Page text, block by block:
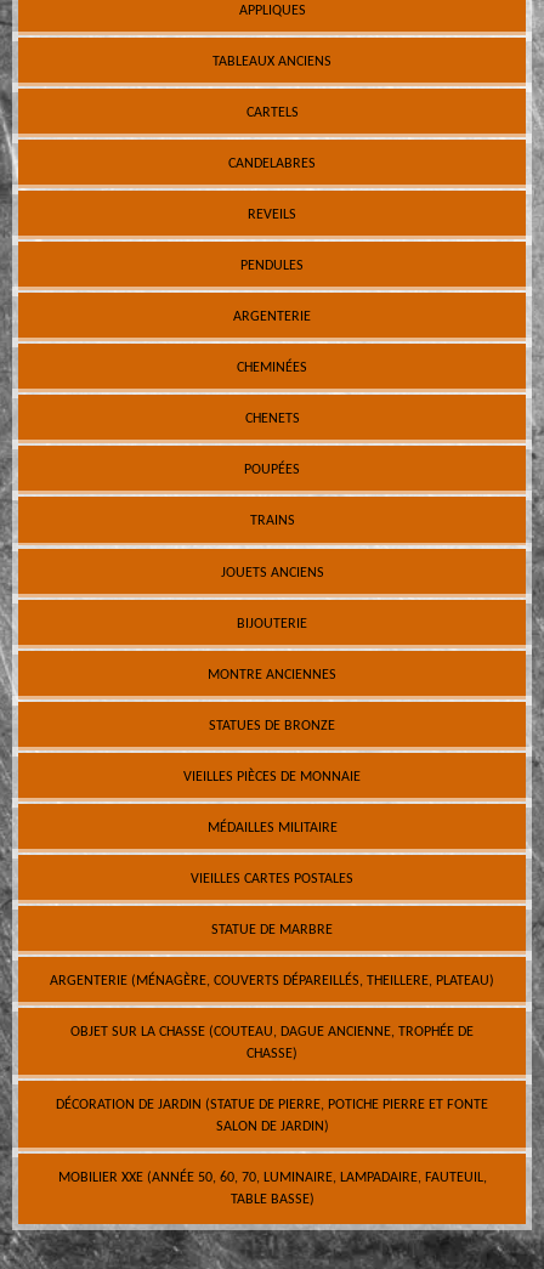
APPLIQUES
TABLEAUX ANCIENS
CARTELS
CANDELABRES
REVEILS
PENDULES
ARGENTERIE
CHEMINÉES
CHENETS
POUPÉES
TRAINS
JOUETS ANCIENS
BIJOUTERIE
MONTRE ANCIENNES
STATUES DE BRONZE
VIEILLES PIÈCES DE MONNAIE
MÉDAILLES MILITAIRE
VIEILLES CARTES POSTALES
STATUE DE MARBRE
ARGENTERIE (MÉNAGÈRE, COUVERTS DÉPAREILLÉS, THEILLERE, PLATEAU)
OBJET SUR LA CHASSE (COUTEAU, DAGUE ANCIENNE, TROPHÉE DE
CHASSE)
DÉCORATION DE JARDIN (STATUE DE PIERRE, POTICHE PIERRE ET FONTE
SALON DE JARDIN)
MOBILIER XXE (ANNÉE 50, 60, 70, LUMINAIRE, LAMPADAIRE, FAUTEUIL,
TABLE BASSE)